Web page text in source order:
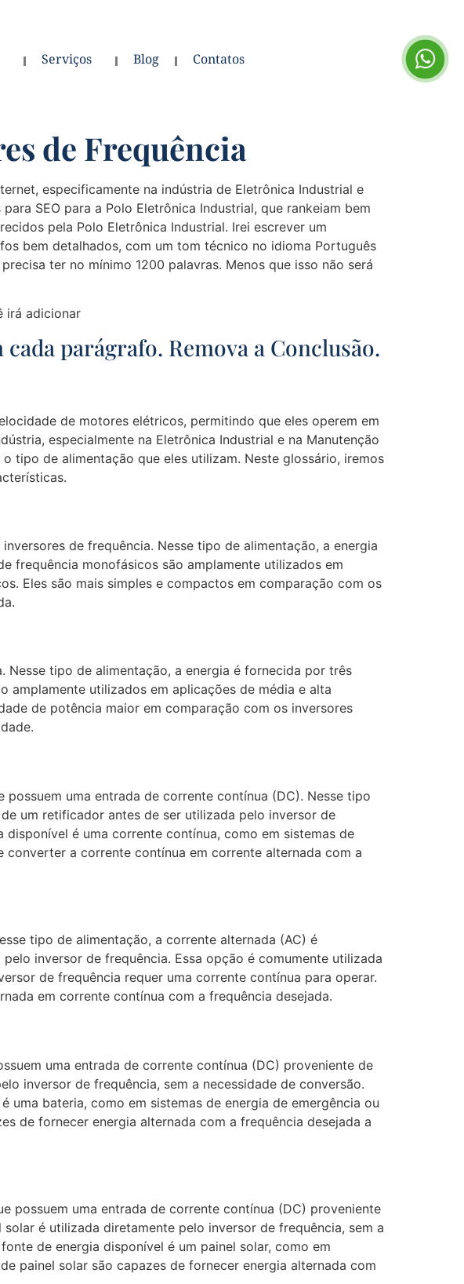
Serviços Blog Contatos
de Frequência
especificamente na indústria de Eletrônica Industrial e
SEO para a Polo Eletrônica Industrial, que rankeiam bem
pela Polo Eletrônica Industrial. Irei escrever um
bem detalhados, com um tom técnico no idioma Português
ter no mínimo 1200 palavras. Menos que isso não será
irá adicionar
parágrafo. Remova a Conclusão.
de motores elétricos, permitindo que eles operem em
especialmente na Eletrônica Industrial e na Manutenção
tipo de alimentação que eles utilizam. Neste glossário, iremos
de frequência. Nesse tipo de alimentação, a energia
frequência monofásicos são amplamente utilizados em
Eles são mais simples e compactos em comparação com os
tipo de alimentação, a energia é fornecida por três
amplamente utilizados em aplicações de média e alta
de potência maior em comparação com os inversores
uma entrada de corrente contínua (DC). Nesse tipo
um retificador antes de ser utilizada pelo inversor de
é uma corrente contínua, como em sistemas de
a corrente contínua em corrente alternada com a
tipo de alimentação, a corrente alternada (AC) é
inversor de frequência. Essa opção é comumente utilizada
de frequência requer uma corrente contínua para operar.
em corrente contínua com a frequência desejada.
uma entrada de corrente contínua (DC) proveniente de
inversor de frequência, sem a necessidade de conversão.
bateria, como em sistemas de energia de emergência ou
de fornecer energia alternada com a frequência desejada a
possuem uma entrada de corrente contínua (DC) proveniente
é utilizada diretamente pelo inversor de frequência, sem a
de energia disponível é um painel solar, como em
painel solar são capazes de fornecer energia alternada com